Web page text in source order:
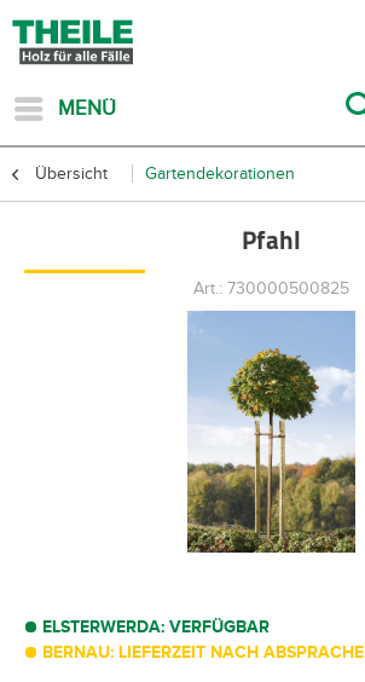
MENÜ
Übersicht Gartendekorationen
Pfahl
Art.: 730000500825
ELSTERWERDA: VERFÜGBAR
BERNAU: LIEFERZEIT NACH ABSPRACHE